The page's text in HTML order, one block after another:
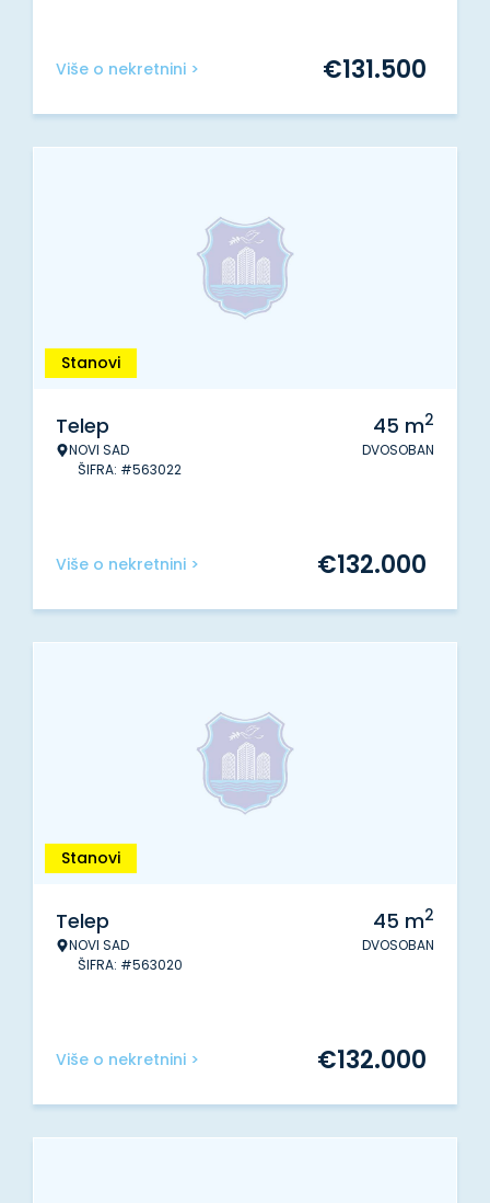
Više o nekretnini > €131.500
Stanovi
Telep
NOVI SAD
ŠIFRA: #563022
45 m2
DVOSOBAN
Više o nekretnini > €132.000
Stanovi
Telep
NOVI SAD
ŠIFRA: #563020
45 m2
DVOSOBAN
Više o nekretnini > €132.000